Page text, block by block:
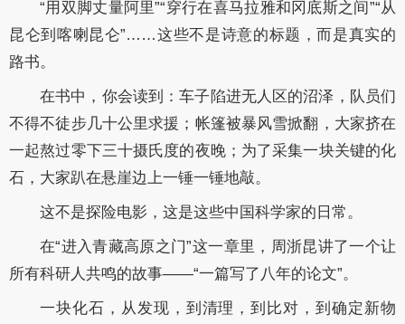
“用双脚丈量阿里”“穿行在喜马拉雅和冈底斯之间”“从
昆仑到喀喇昆仑”……这些不是诗意的标题，而是真实的
路书。
在书中，你会读到：车子陷进无人区的沼泽，队员们
不得不徒步几十公里求援；帐篷被暴风雪掀翻，大家挤在
一起熬过零下三十摄氏度的夜晚；为了采集一块关键的化
石，大家趴在悬崖边上一锤一锤地敲。
这不是探险电影，这是这些中国科学家的日常。
在“进入青藏高原之门”这一章里，周浙昆讲了一个让
所有科研人共鸣的故事——“一篇写了八年的论文”。
一块化石，从发现，到清理，到比对，到确定新物